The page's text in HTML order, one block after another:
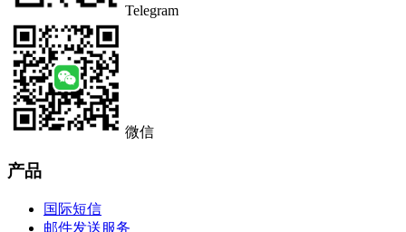
Telegram
微信
产品
国际短信
邮件发送服务